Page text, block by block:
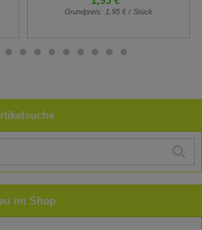
im Shop
Grundpreis: 1,95 € / Stück